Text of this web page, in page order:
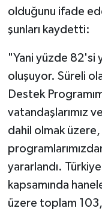
olduğunu ifade
şunları kaydetti:
"Yani yüzde 82'si
oluşuyor. Süreli
Destek
vatandaşlarımız
dahil olmak üzere,
yararlandı.
kapsamında
üzere toplam